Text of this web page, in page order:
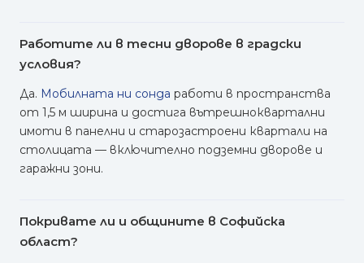
Работите ли в тесни дворове в градски
условия?
Да. Мобилната ни сонда работи в пространства
от 1,5 м ширина и достига вътрешноквартални
имоти в панелни и старозастроени квартали на
столицата — включително подземни дворове и
гаражни зони.
Покривате ли и общините в Софийска
област?